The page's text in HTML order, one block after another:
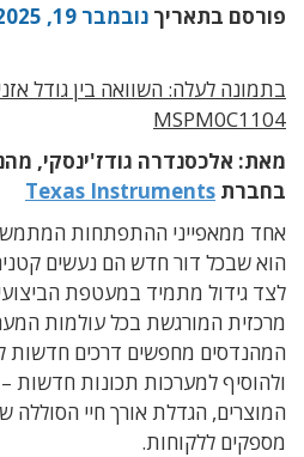
פורסם בתאריך נובמבר 19, 2025
בתמונה לעלה: השוואה בין גודל
MSPM0C1104
מאת: אלכסנדרה גודז'ינסקי,
בחברת Texas Instruments
אחד ממאפייני ההתפתחות
הוא שבכל דור חדש הם נעשים קטנים
לצד גידול מתמיד במעטפת
מרכזית המורגשת בכל עולמות
המהנדסים מחפשים דרכים חדשות
ולהוסיף למערכות תכונות חדשות
המוצרים, הגדלת אורך חיי
מספקים ללקוחות.